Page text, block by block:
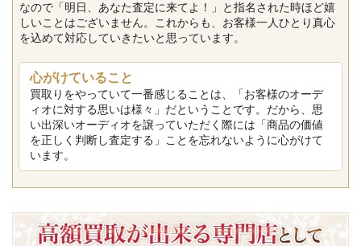
なので「明日、あなた査定に来てよ！」と指名された時ほど嬉
しいことはございません。これからも、お客様一人ひとり真心
を込めて対応していきたいと思っています。
心がけていること
買取りをやっていて一番感じることは、「お客様のオーデ
ィオに対する思いは様々」だということです。だから、思
い出深いオーディオを譲っていただく際には「商品の価値
を正しく判断し査定する」ことを忘れないように心がけて
います。